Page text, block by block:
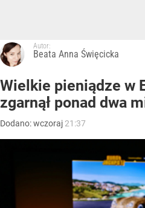
Autor:
Beata Anna Święcicka
Wielkie pieniądze w
zgarnął ponad dwa
Dodano:wczoraj 21:37